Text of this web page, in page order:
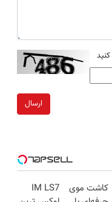
ارسال
کاشت موی
IM LS7